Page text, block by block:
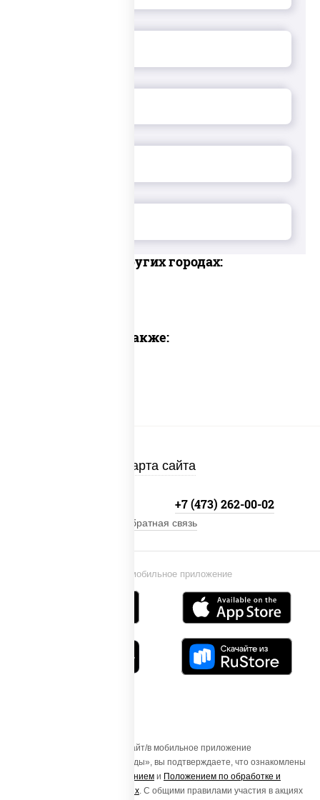
Доставка в других городах:
Предлагаем также:
Карта сайта
Установи мобильное приложение
+7 (473) 262-00-02
Обратная связь
Осуществляя вход на этот Сайт/в мобильное приложение
«ПиццаСушиВок - доставка еды», вы подтверждаете, что ознакомлены
Пользовательским соглашением и Положением по обработке и
защите персональных данных . С общими правилами участия в акциях